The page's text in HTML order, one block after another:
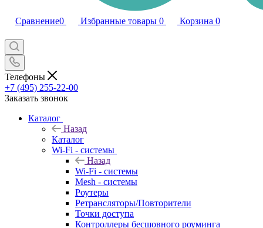
Сравнение0 Избранные товары 0 Корзина 0
Телефоны
+7 (495) 255-22-00
Заказать звонок
Каталог
Назад
Каталог
Wi-Fi - системы
Назад
Wi-Fi - системы
Mesh - системы
Роутеры
Ретрансляторы/Повторители
Точки доступа
Контроллеры бесшовного роуминга